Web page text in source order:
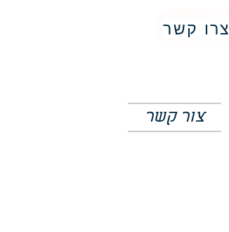
צרו קשר
צור קשר